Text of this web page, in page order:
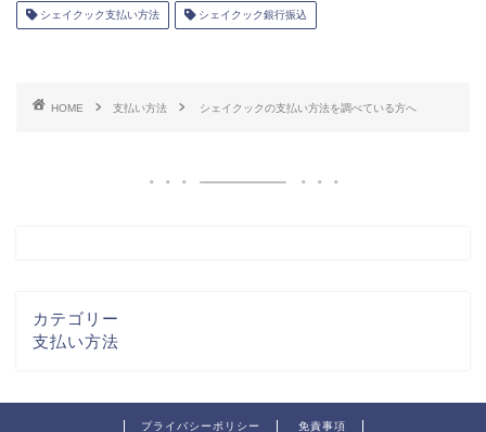
シェイクック支払い方法 シェイクック銀行振込
HOME 支払い方法 シェイクックの支払い方法を調べている方へ
カテゴリー
支払い方法
プライバシーポリシー 免責事項